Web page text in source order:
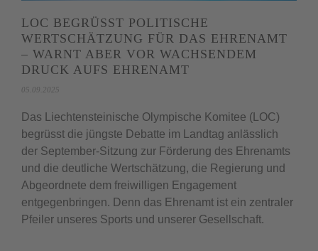
LOC BEGRÜSST POLITISCHE
WERTSCHÄTZUNG FÜR DAS EHRENAMT
– WARNT ABER VOR WACHSENDEM
DRUCK AUFS EHRENAMT
05.09.2025
Das Liechtensteinische Olympische Komitee (LOC)
begrüsst die jüngste Debatte im Landtag anlässlich
der September-Sitzung zur Förderung des Ehrenamts
und die deutliche Wertschätzung, die Regierung und
Abgeordnete dem freiwilligen Engagement
entgegenbringen. Denn das Ehrenamt ist ein zentraler
Pfeiler unseres Sports und unserer Gesellschaft.